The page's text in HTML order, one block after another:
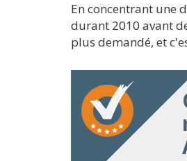
En concentrant une
durant 2010 avant
plus demandé, et